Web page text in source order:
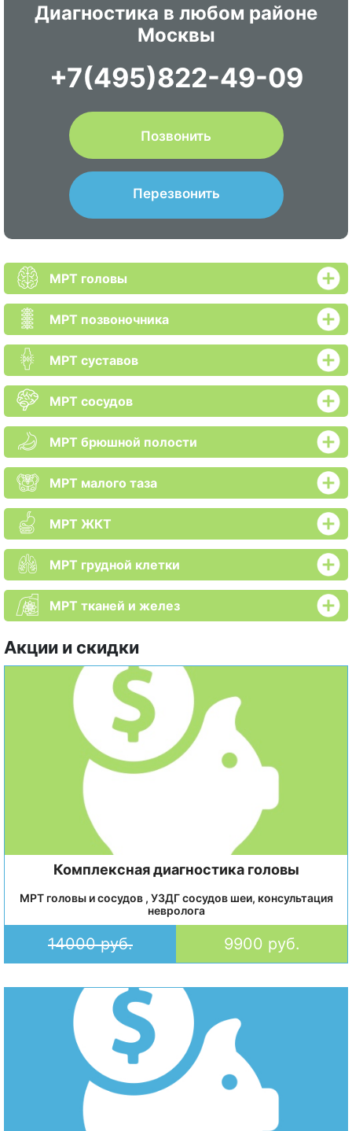
Диагностика в любом районе
Москвы
+7(495)822-49-09
Позвонить
Перезвонить
МРТ головы
МРТ позвоночника
МРТ суставов
МРТ сосудов
МРТ брюшной полости
МРТ малого таза
МРТ ЖКТ
МРТ грудной клетки
МРТ тканей и желез
Акции и скидки
Комплексная диагностика головы
МРТ головы и сосудов , УЗДГ сосудов шеи, консультация
невролога
14000 руб. 9900 руб.